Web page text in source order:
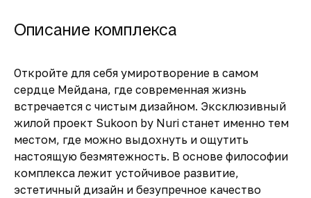
Описание комплекса
Откройте для себя умиротворение в самом
сердце Мейдана, где современная жизнь
встречается с чистым дизайном. Эксклюзивный
жилой проект Sukoon by Nuri станет именно тем
местом, где можно выдохнуть и ощутить
настоящую безмятежность. В основе философии
комплекса лежит устойчивое развитие,
эстетичный дизайн и безупречное качество